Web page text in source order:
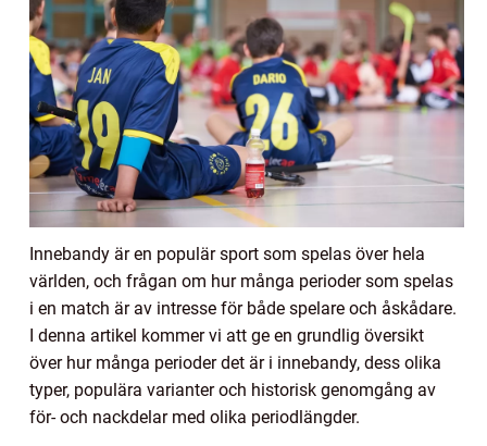
Innebandy är en populär sport som spelas över hela
världen, och frågan om hur många perioder som spelas
i en match är av intresse för både spelare och åskådare.
I denna artikel kommer vi att ge en grundlig översikt
över hur många perioder det är i innebandy, dess olika
typer, populära varianter och historisk genomgång av
för- och nackdelar med olika periodlängder.